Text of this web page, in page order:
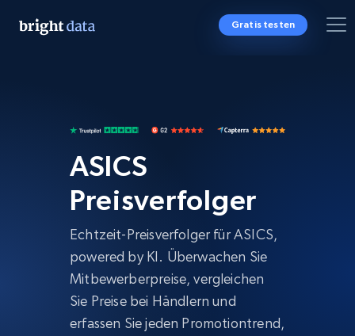
Gratis testen
ASICS
Preisverfolger
Echtzeit-Preisverfolger für ASICS,
powered by KI. Überwachen Sie
Mitbewerberpreise, vergleichen
Sie Preise bei Händlern und
erfassen Sie jeden Promotiontrend,